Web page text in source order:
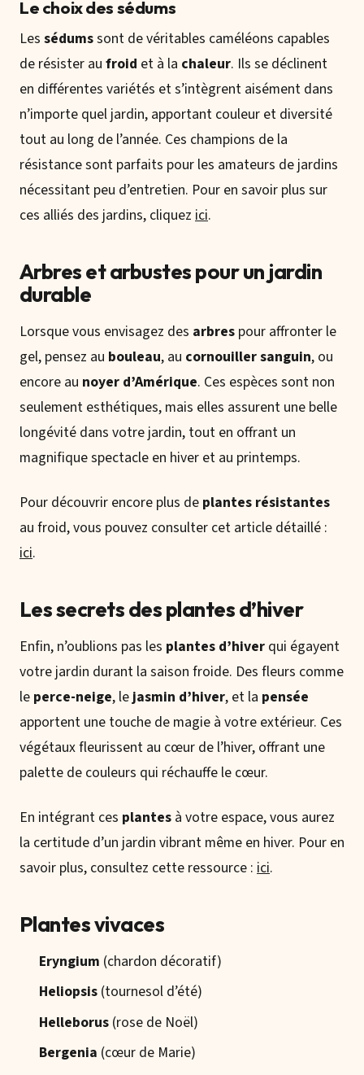
Le choix des sédums
Les sédumssont de véritables caméléons capables
de résister au froid et à la chaleur. Ils se déclinent
en différentes variétés et s’intègrent aisément dans
n’importe quel jardin, apportant couleur et diversité
tout au long de l’année. Ces champions de la
résistance sont parfaits pour les amateurs de jardins
nécessitant peu d’entretien. Pour en savoir plus sur
ces alliés des jardins, cliquez ici.
Arbres et arbustes pour un jardin
durable
Lorsque vous envisagez des arbres pour affronter le
gel, pensez au bouleau, au cornouiller sanguin, ou
encore au noyer d’Amérique. Ces espèces sont non
seulement esthétiques, mais elles assurent une belle
longévité dans votre jardin, tout en offrant un
magnifique spectacle en hiver et au printemps.
Pour découvrir encore plus de plantes résistantes
au froid, vous pouvez consulter cet article détaillé :
ici.
Les secrets des plantes d’hiver
Enfin, n’oublions pas les plantes d’hiver qui égayent
votre jardin durant la saison froide. Des fleurs comme
le perce-neige, lejasmin d’hiver, et la pensée
apportent une touche de magie à votre extérieur. Ces
végétaux fleurissent au cœur de l’hiver, offrant une
palette de couleurs qui réchauffe le cœur.
En intégrant ces plantes à votre espace, vous aurez
la certitude d’un jardin vibrant même en hiver. Pour en
savoir plus, consultez cette ressource : ici.
Plantes vivaces
Eryngium (chardon décoratif)
Heliopsis (tournesol d’été)
Helleborus (rose de Noël)
Bergenia (cœur de Marie)